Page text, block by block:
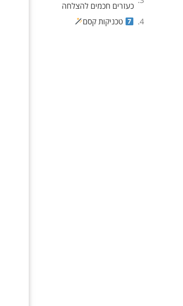
כעזרים חכמים להצלחה
טכניקות קסם